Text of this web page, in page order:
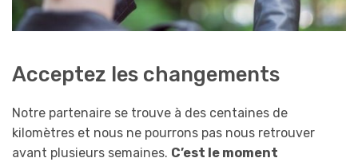
Acceptez les changements
Notre partenaire se trouve à des centaines de
kilomètres et nous ne pourrons pas nous retrouver
avant plusieurs semaines. C’est le moment